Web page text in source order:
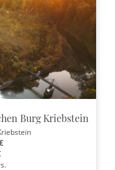
Burg Kriebstein